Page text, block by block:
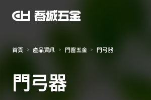
首頁 產品資訊 門窗五金 門弓器
門弓器